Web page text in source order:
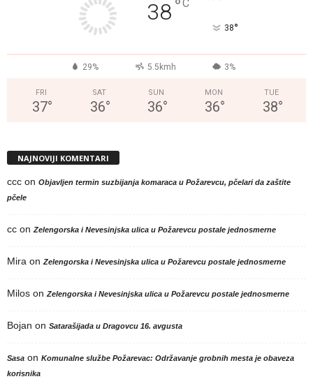
38°C
38°
29% 5.5kmh 3%
FRI
37°
SAT
36°
SUN
36°
MON
36°
TUE
38°
NAJNOVIJI KOMENTARI
ccc on Objavljen termin suzbijanja komaraca u Požarevcu, pčelari da zaštite
pčele
cc on Zelengorska i Nevesinjska ulica u Požarevcu postale jednosmerne
Mira on Zelengorska i Nevesinjska ulica u Požarevcu postale jednosmerne
Milos on Zelengorska i Nevesinjska ulica u Požarevcu postale jednosmerne
Bojan on Satarašijada u Dragovcu 16. avgusta
Sasa on Komunalne službe Požarevac: Održavanje grobnih mesta je obaveza
korisnika